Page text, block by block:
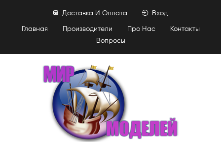
Главная Производители Про Нас
Контакты
Вопросы
Доставка И Оплата Вход